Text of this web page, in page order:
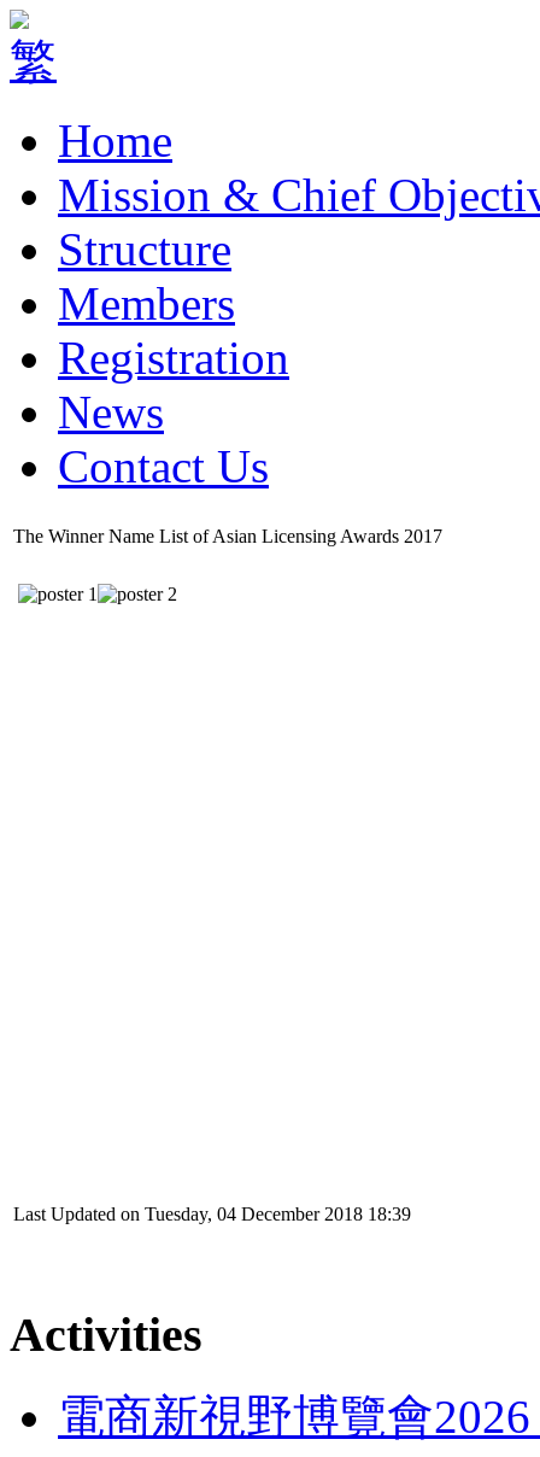
Home
Mission & Chief
Structure
Members
Registration
News
Contact Us
The Winner Name List of Asian Licensing Awards 2017
Last Updated on Tuesday, 04 December 2018 18:39
Activities
電商新視野博覽會